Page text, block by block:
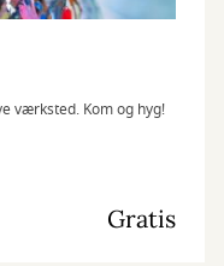
værksted. Kom og hyg!
Gratis